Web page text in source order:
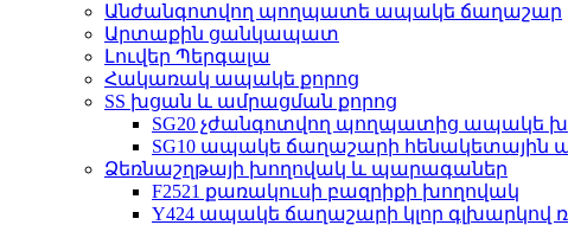
Անժանգոտվող պողպատե ապակե ճաղաշար
Արտաքին ցանկապատ
Լուվեր Պերգալա
Հակառակ ապակե քորոց
SS խցան և ամրացման քորոց
SG20 չժանգոտվող պողպատից ապակե
SG10 ապակե ճաղաշարի հենակետային
Ձեռնաշղթայի խողովակ և պարագաներ
F2521 քառակուսի բազրիքի խողովակ
Y424 ապակե ճաղաշարի կլոր գլխարկով